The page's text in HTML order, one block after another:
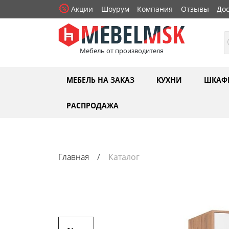
Акции Шоурум Компания Отзывы
Мебель от производителя
МЕБЕЛЬ НА ЗАКАЗ КУХНИ
РАСПРОДАЖА
Главная Каталог